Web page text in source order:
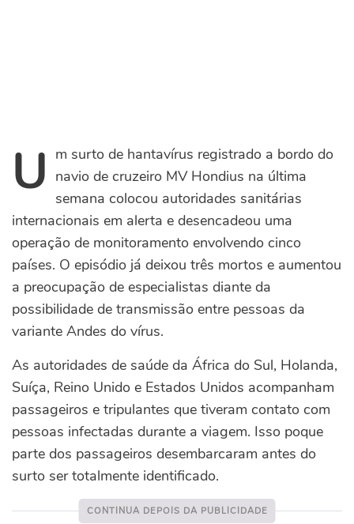
U m surto de hantavírus registrado a bordo do
navio de cruzeiro MV Hondius na última
semana colocou autoridades sanitárias
internacionais em alerta e desencadeou uma
operação de monitoramento envolvendo cinco
países. O episódio já deixou três mortos e aumentou
a preocupação de especialistas diante da
possibilidade de transmissão entre pessoas da
variante Andes do vírus.
As autoridades de saúde da África do Sul, Holanda,
Suíça, Reino Unido e Estados Unidos acompanham
passageiros e tripulantes que tiveram contato com
pessoas infectadas durante a viagem. Isso poque
parte dos passageiros desembarcaram antes do
surto ser totalmente identificado.